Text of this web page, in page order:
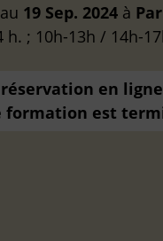
au 19 Sep. 2024 à
h. ; 10h-13h / 14h-
en
formation est